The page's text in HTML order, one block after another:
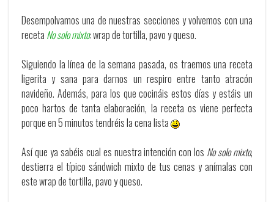
Desempolvamos una de nuestras secciones y volvemos con una
receta No solo mixto: wrap de tortilla, pavo y queso.
Siguiendo la línea de la semana pasada, os traemos una receta
ligerita y sana para darnos un respiro entre tanto atracón
navideño. Además, para los que cocináis estos días y estáis un
poco hartos de tanta elaboración, la receta os viene perfecta
porque en 5 minutos tendréis la cena lista
Así que ya sabéis cual es nuestra intención con los No solo mixto,
destierra el típico sándwich mixto de tus cenas y anímalas con
este wrap de tortilla, pavo y queso.